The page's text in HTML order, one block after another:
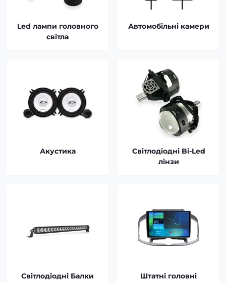
Led лампи головного
світла
Автомобільні камери
Акустика
Світлодіодні Bi-Led
лінзи
Світлодіодні Балки
Штатні головні